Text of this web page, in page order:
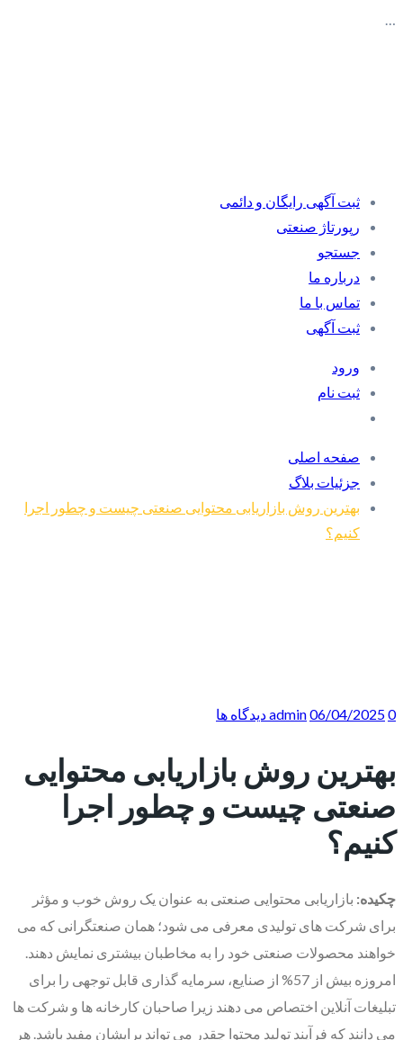
…
ثبت آگهی رایگان و دائمی
رپورتاژ صنعتی
جستجو
درباره ما
تماس با ما
ثبت آگهی
ورود
ثبت نام
صفحه اصلی
جزئیات بلاگ
بهترین روش بازاریابی محتوایی صنعتی چیست و چطور اجرا
کنیم؟
admin06/04/20250 دیدگاه ها
بهترین روش بازاریابی محتوایی
صنعتی چیست و چطور اجرا
کنیم؟
چکیده: بازاریابی محتوایی صنعتی به عنوان یک روش خوب و مؤثر
برای شرکت های تولیدی معرفی می شود؛ همان صنعتگرانی که می
خواهند محصولات صنعتی خود را به مخاطبان بیشتری نمایش دهند.
امروزه بیش از 57% از صنایع، سرمایه گذاری قابل توجهی را برای
تبلیغات آنلاین اختصاص می دهند زیرا صاحبان کارخانه ها و شرکت ها
می دانند که فرآیند تولید محتوا چقدر می تواند برایشان مفید باشد. هر